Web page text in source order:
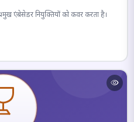
एंबेसेडर नियुक्तियों को कवर करता है।